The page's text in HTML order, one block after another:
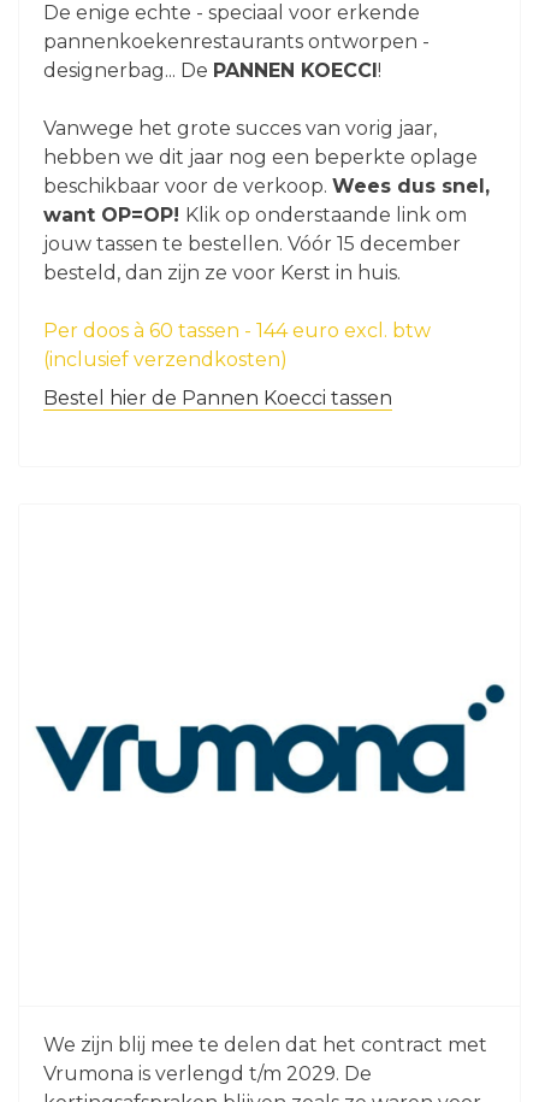
De enige echte - speciaal voor erkende
pannenkoekenrestaurants ontworpen -
designerbag... De PANNEN KOECCI!
Vanwege het grote succes van vorig jaar,
hebben we dit jaar nog een beperkte oplage
beschikbaar voor de verkoop. Wees dus snel,
want OP=OP! Klik op onderstaande link om
jouw tassen te bestellen. Vóór 15 december
besteld, dan zijn ze voor Kerst in huis.
Per doos à 60 tassen - 144 euro excl. btw
(inclusief verzendkosten)
Bestel hier de Pannen Koecci tassen
We zijn blij mee te delen dat het contract met
Vrumona is verlengd t/m 2029. De